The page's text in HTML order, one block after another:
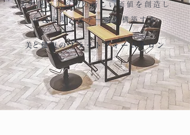
美容師と美容室の新しい価値を創造し
自己実現のステージを構築する
​美と健康のプラットフォームサロン